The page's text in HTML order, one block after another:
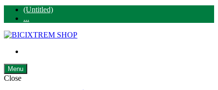
(Untitled)
...
Menu
Close